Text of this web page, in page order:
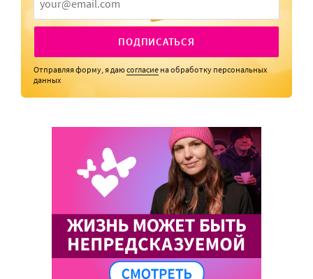
ПОДПИСАТЬСЯ
Отправляя форму, я даюсогласие на обработку персональных
данных